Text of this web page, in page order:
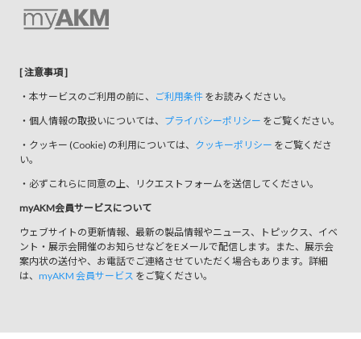
[ 注意事項 ]
・本サービスのご利用の前に、
ご利用条件 をお読みください。
・個人情報の取扱いについては、 プライバシーポリシー をご覧ください。
・クッキー (Cookie) の利用については、 クッキーポリシー をご覧くださ
い。
・必ずこれらに同意の上、リクエストフォームを送信してください。
myAKM会員サービスについて
ウェブサイトの更新情報、最新の製品情報やニュース、トピックス、イベ
ント・展示会開催のお知らせなどをEメールで配信します。また、展示会
案内状の送付や、お電話でご連絡させていただく場合もあります。詳細
は、 myAKM 会員サービス をご覧ください。